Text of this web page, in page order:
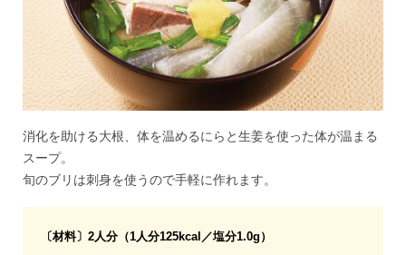
消化を助ける大根、体を温めるにらと生姜を使った体が温まる
スープ。
旬のブリは刺身を使うので手軽に作れます。
〔材料〕2人分（1人分125kcal／塩分1.0g）